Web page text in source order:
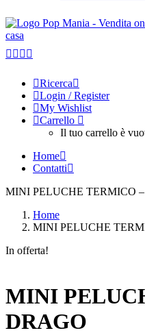
Ricerca
Login / Register
My Wishlist
Carrello
Il tuo carrello è
Home
Contatti
MINI PELUCHE TERMICO
Home
MINI PELUCHE
In offerta!
MINI
DRAGO